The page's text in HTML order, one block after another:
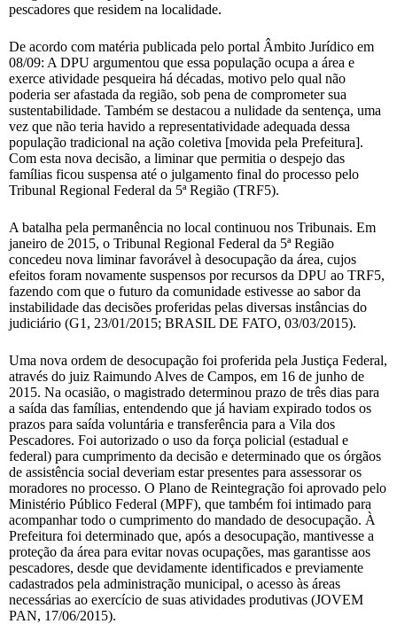
pescadores que residem na localidade.
De acordo com matéria publicada pelo portal Âmbito Jurídico em
08/09: A DPU argumentou que essa população ocupa a área e
exerce atividade pesqueira há décadas, motivo pelo qual não
poderia ser afastada da região, sob pena de comprometer sua
sustentabilidade. Também se destacou a nulidade da sentença, uma
vez que não teria havido a representatividade adequada dessa
população tradicional na ação coletiva [movida pela Prefeitura].
Com esta nova decisão, a liminar que permitia o despejo das
famílias ficou suspensa até o julgamento final do processo pelo
Tribunal Regional Federal da 5ª Região (TRF5).
A batalha pela permanência no local continuou nos Tribunais. Em
janeiro de 2015, o Tribunal Regional Federal da 5ª Região
concedeu nova liminar favorável à desocupação da área, cujos
efeitos foram novamente suspensos por recursos da DPU ao TRF5,
fazendo com que o futuro da comunidade estivesse ao sabor da
instabilidade das decisões proferidas pelas diversas instâncias do
judiciário (G1, 23/01/2015; BRASIL DE FATO, 03/03/2015).
Uma nova ordem de desocupação foi proferida pela Justiça Federal,
através do juiz Raimundo Alves de Campos, em 16 de junho de
2015. Na ocasião, o magistrado determinou prazo de três dias para
a saída das famílias, entendendo que já haviam expirado todos os
prazos para saída voluntária e transferência para a Vila dos
Pescadores. Foi autorizado o uso da força policial (estadual e
federal) para cumprimento da decisão e determinado que os órgãos
de assistência social deveriam estar presentes para assessorar os
moradores no processo. O Plano de Reintegração foi aprovado pelo
Ministério Público Federal (MPF), que também foi intimado para
acompanhar todo o cumprimento do mandado de desocupação. À
Prefeitura foi determinado que, após a desocupação, mantivesse a
proteção da área para evitar novas ocupações, mas garantisse aos
pescadores, desde que devidamente identificados e previamente
cadastrados pela administração municipal, o acesso às áreas
necessárias ao exercício de suas atividades produtivas (JOVEM
PAN, 17/06/2015).